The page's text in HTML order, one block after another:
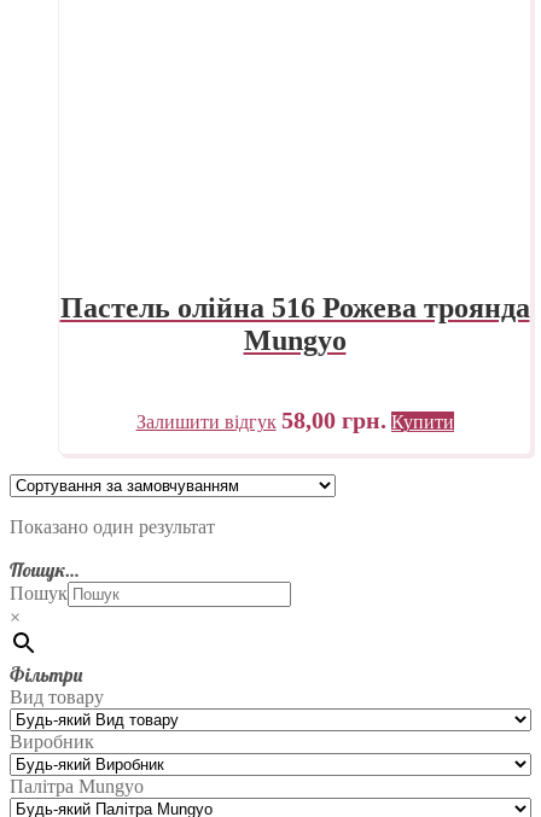
Пастель олійна 516 Рожева троянда
Mungyo
Залишити відгук 58,00 грн. Купити
Показано один результат
Пошук…
Пошук
×
Фільтри
Вид товару
Виробник
Палітра Mungyo